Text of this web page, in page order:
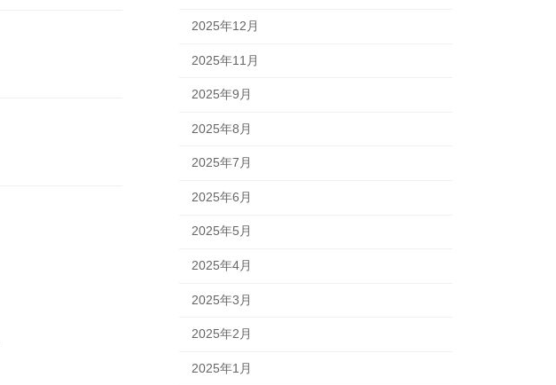
2025年12月
2025年11月
2025年9月
2025年8月
2025年7月
2025年6月
2025年5月
2025年4月
2025年3月
2025年2月
2025年1月